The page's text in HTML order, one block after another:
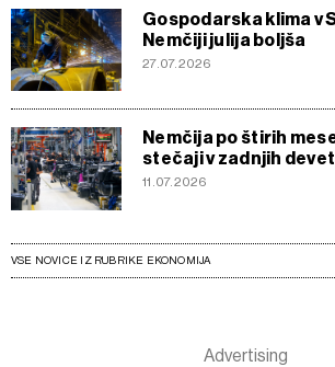
Gospodarska klima v
Nemčiji julija boljša
27.07.2026
Nemčija po štirih
stečaji v zadnjih
11.07.2026
VSE NOVICE IZ RUBRIKE EKONOMIJA